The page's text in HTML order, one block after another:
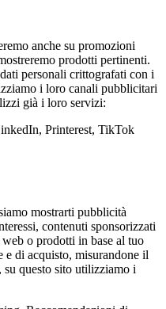
anche su promozioni
prodotti pertinenti.
personali crittografati con i
i loro canali pubblicitari
già i loro servizi:
Printerest, TikTok
mostrarti pubblicità
contenuti sponsorizzati
o prodotti in base al tuo
e di acquisto, misurandone il
su questo sito utilizziamo i